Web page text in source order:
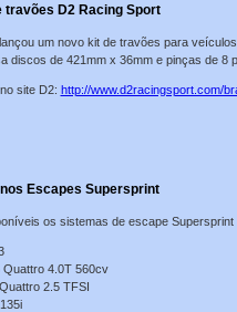
travões D2 Racing Sport
um novo kit de travões para
discos de 421mm x 36mm e pinças de 8
site D2: http://www.d2racingsport.com/
Escapes Supersprint
os sistemas de escape Supersprint
Quattro 4.0T 560cv
2.5 TFSI